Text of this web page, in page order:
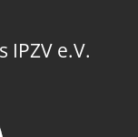
e.V.